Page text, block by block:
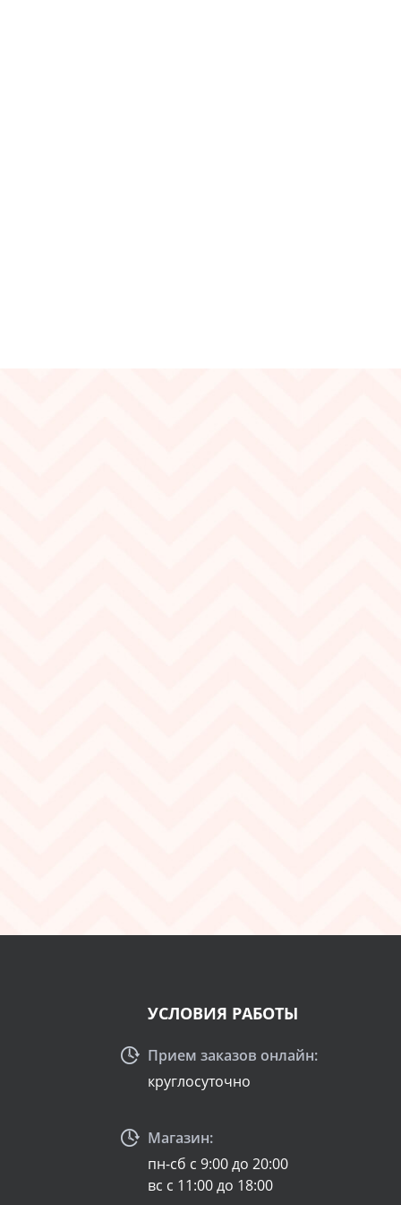
УСЛОВИЯ РАБОТЫ
Прием заказов онлайн:
круглосуточно
Магазин:
пн-сб с 9:00 до 20:00
вс с 11:00 до 18:00